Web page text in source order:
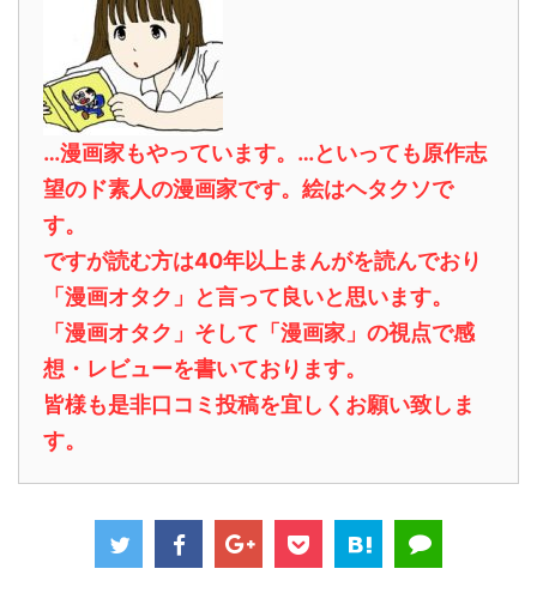
…漫画家もやっています。…といっても原作志
望のド素人の漫画家です。絵はヘタクソで
す。
ですが読む方は40年以上まんがを読んでおり
「漫画オタク」と言って良いと思います。
「漫画オタク」そして「漫画家」の視点で感
想・レビューを書いております。
皆様も是非口コミ投稿を宜しくお願い致しま
す。